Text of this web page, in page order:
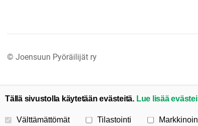
© Joensuun Pyöräilijät ry
Tällä sivustolla käytetään evästeitä. Lue lisää
Valitse käytettävät evästeet
Välttämättömät Tilastointi